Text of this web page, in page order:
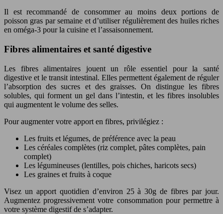
Il est recommandé de consommer au moins deux portions de
poisson gras par semaine et d’utiliser régulièrement des huiles riches
en oméga-3 pour la cuisine et l’assaisonnement.
Fibres alimentaires et santé digestive
Les fibres alimentaires jouent un rôle essentiel pour la santé
digestive et le transit intestinal. Elles permettent également de réguler
l’absorption des sucres et des graisses. On distingue les fibres
solubles, qui forment un gel dans l’intestin, et les fibres insolubles
qui augmentent le volume des selles.
Pour augmenter votre apport en fibres, privilégiez :
Les fruits et légumes, de préférence avec la peau
Les céréales complètes (riz complet, pâtes complètes, pain
complet)
Les légumineuses (lentilles, pois chiches, haricots secs)
Les graines et fruits à coque
Visez un apport quotidien d’environ 25 à 30g de fibres par jour.
Augmentez progressivement votre consommation pour permettre à
votre système digestif de s’adapter.